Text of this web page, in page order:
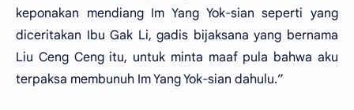
keponakan mendiang Im Yang Yok-sian seperti yang
diceritakan Ibu Gak Li, gadis bijaksana yang bernama
Liu Ceng Ceng itu, untuk minta maaf pula bahwa aku
terpaksa membunuh Im Yang Yok-sian dahulu.”